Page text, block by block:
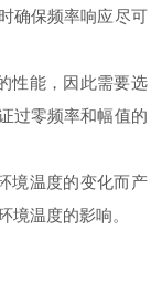
确保频率响应尽可
性能，因此需要选
过零频率和幅值的
境温度的变化而产
境温度的影响。